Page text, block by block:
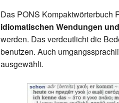
Das PONS Kompaktwörterbuch
idiomatischen Wendungen
werden. Das verdeutlicht die
benutzen. Auch
ausgewählt.